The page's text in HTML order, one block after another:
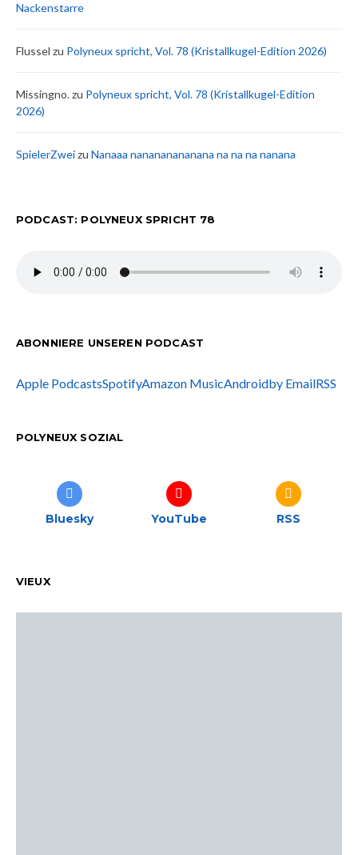
Nackenstarre
Flussel zu Polyneux spricht, Vol. 78 (Kristallkugel-Edition 2026)
Missingno.zu Polyneux spricht, Vol. 78 (Kristallkugel-Edition
2026)
SpielerZweizu Nanaaa nanananananana na na na nanana
PODCAST: POLYNEUX SPRICHT 78
ABONNIERE UNSEREN PODCAST
Apple PodcastsSpotifyAmazon MusicAndroidby EmailRSS
POLYNEUX SOZIAL
Bluesky YouTube RSS
VIEUX